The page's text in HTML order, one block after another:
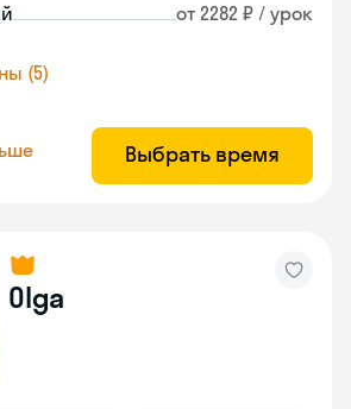
от 2282 ₽ / урок
(5)
Выбрать время
Olga